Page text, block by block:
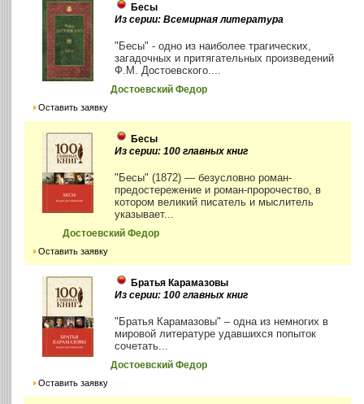
Бесы
Из серии: Всемирная литература
"Бесы" - одно из наиболее трагических,
загадочных и притягательных произведений
Ф.М. Достоевского....
Достоевский Федор
Оставить заявку
Бесы
Из серии: 100 главных книг
"Бесы" (1872) — безусловно роман-
предостережение и роман-пророчество, в
котором великий писатель и мыслитель
указывает...
Достоевский Федор
Оставить заявку
Братья Карамазовы
Из серии: 100 главных книг
"Братья Карамазовы" – одна из немногих в
мировой литературе удавшихся попыток
сочетать...
Достоевский Федор
Оставить заявку